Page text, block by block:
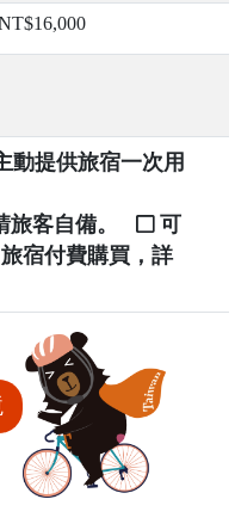
動提供旅宿一次用
旅客自備。
可
宿付費購買，詳